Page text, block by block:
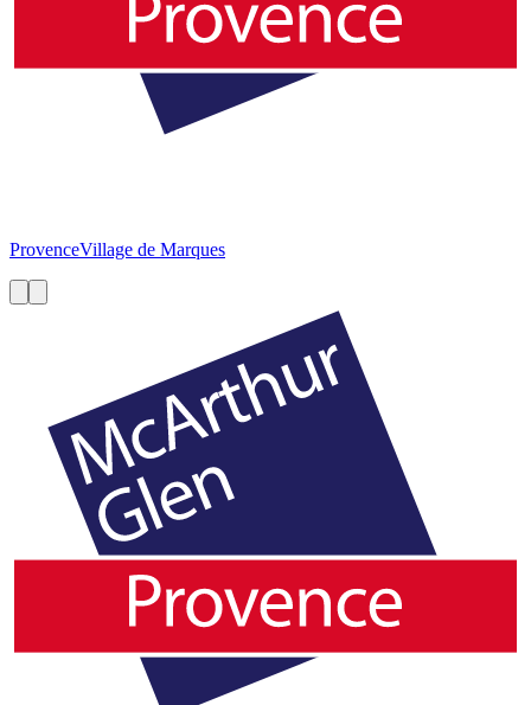
ProvenceVillage de Marques